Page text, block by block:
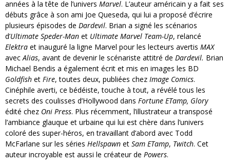
années à la tête de l’univers Marvel. L’auteur américain y a fait ses
débuts grâce à son ami Joe Queseda, qui lui a proposé d’écrire
plusieurs épisodes de Dardevil. Brian a signé les scénarios
d’Ultimate Speder-Man et Ultimate Marvel Team-Up, relancé
Elektra et inauguré la ligne Marvel pour les lecteurs avertis MAX
avecAlias, avant de devenir le scénariste attitré de Dardevil. Brian
Michael Bendis a également écrit et mis en images les BD
Goldfish et Fire, toutes deux, publiées chez Image Comics.
Cinéphile averti, ce bédéiste, touche à tout, a révélé tous les
secrets des coulisses d’Hollywood dans Fortune ETamp, Glory
édité chez Oni Press. Plus récemment, l’illustrateur a transposé
l’ambiance glauque et urbaine qui lui est chère dans l’univers
coloré des super-héros, en travaillant d’abord avec Todd
McFarlane sur les séries Hellspawn et Sam ETamp, Twitch. Cet
auteur incroyable est aussi le créateur de Powers.